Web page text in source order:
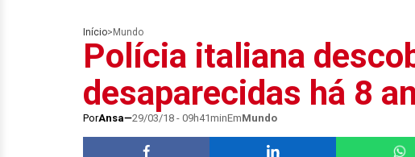
Início> Mundo
Polícia italiana
desaparecidas há 8
PorAnsa 29/03/18 - 09h41minEmMundo